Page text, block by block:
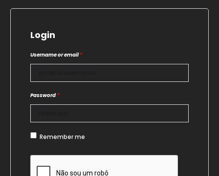
Login
Username or email*
Password *
Remember me